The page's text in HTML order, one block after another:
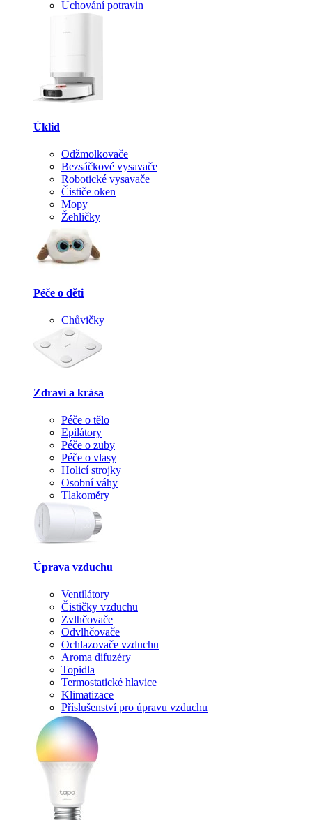
Uchování potravin
Úklid
Odžmolkovače
Bezsáčkové vysavače
Robotické vysavače
Čističe oken
Mopy
Žehličky
Péče o děti
Chůvičky
Zdraví a krása
Péče o tělo
Epilátory
Péče o zuby
Péče o vlasy
Holicí strojky
Osobní váhy
Tlakoměry
Úprava vzduchu
Ventilátory
Čističky vzduchu
Zvlhčovače
Odvlhčovače
Ochlazovače vzduchu
Aroma difuzéry
Topidla
Termostatické hlavice
Klimatizace
Příslušenství pro úpravu vzduchu